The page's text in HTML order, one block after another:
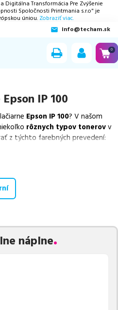
Digitálna Transformácia Pre Zvýšenie
Spoločnosti Printmania s.r.o" je
úniou. Zobraziť viac.
info@techam.sk
0
Epson IP 100
Epson IP 100? V našom
rôznych typov tonerovv
z týchto farebných prevedení:
náplní
normy ISO 9001 a 14001,
úlohu aj dostupnosť. Preto
produkty, aby boli ihneď k
riešenie je pre vaše potreby
ďalšie otázky, môžete sa na
alebo telefonicky. Sme tu, aby
náplne